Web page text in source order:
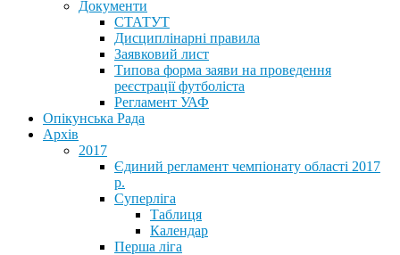
Документи
СТАТУТ
Дисциплінарні правила
Заявковий лист
Типова форма заяви на проведення
реєстрації футболіста
Регламент УАФ
Опікунська Рада
Архів
2017
Єдиний регламент чемпіонату області 2017
р.
Суперліга
Таблиця
Календар
Перша ліга